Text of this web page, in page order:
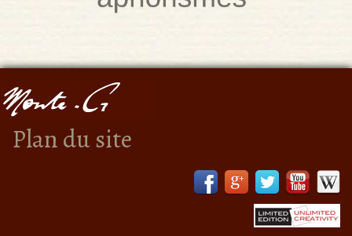
Plan du site